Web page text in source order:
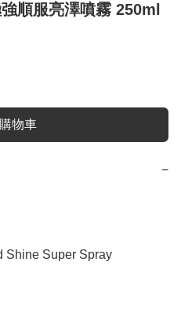
順服亮澤噴霧 250ml
物車
−
Shine Super Spray